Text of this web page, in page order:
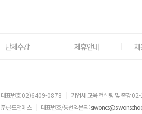
단체수강 제휴안내
대표번호02)6409-0878 | 기업체 교육 컨설팅 및 출강
㈜골드앤에스 | 대표번호/통번역문의: